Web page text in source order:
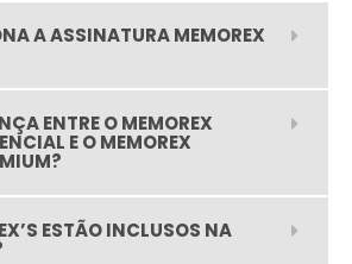
A ASSINATURA MEMOREX
ENTRE O MEMOREX
E O MEMOREX
ESTÃO INCLUSOS NA